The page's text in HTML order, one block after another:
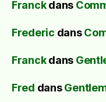
Franckdans
Frederic dans
Franckdans
Fred dans